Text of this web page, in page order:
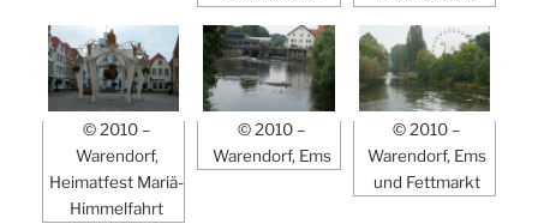
© 2010 –
Warendorf,
Heimatfest Mariä-
Himmelfahrt
© 2010 –
Warendorf, Ems
© 2010 –
Warendorf, Ems
und Fettmarkt